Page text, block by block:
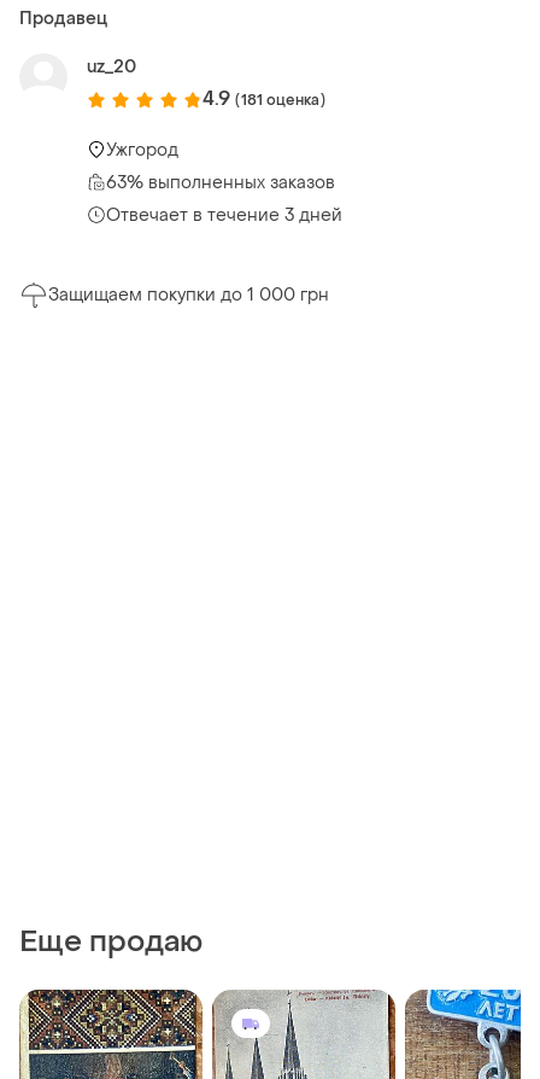
Продавец
uz_20
4.9 (181 оценка)
Ужгород
63% выполненных заказов
Отвечает в течение 3 дней
Защищаем покупки до 1 000 грн
Еще продаю